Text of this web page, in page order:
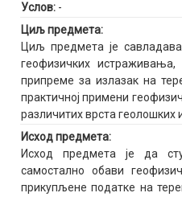
Услов: -
Циљ предмета:
Циљ предмета је
геофизичких
припреме за излазак на
практичној примени
различитих врста геолошких
Исход предмета:
Исход предмета је да
самостално обави
прикупљене податке на